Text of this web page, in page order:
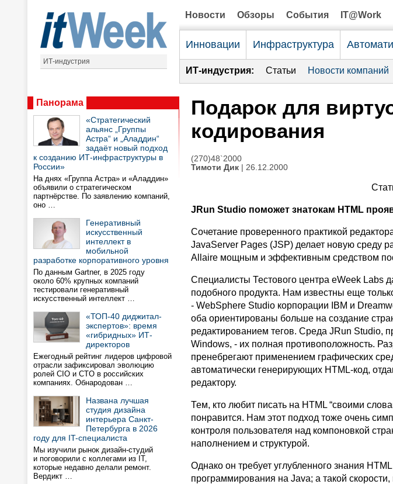
ИТ-индустрия
Новости Обзоры События IT@Work
Инновации Инфраструктура
ИТ-индустрия: Статьи Новости компаний
Панорама
«Стратегический
альянс „Группы
Астра“ и „Аладдин“
задаёт новый подход
к созданию ИТ-инфраструктуры в
России»
На днях «Группа Астра» и «Аладдин»
объявили о стратегическом
партнёрстве. По заявлению компаний,
оно …
Генеративный
искусственный
интеллект в
мобильной
разработке корпоративного уровня
По данным Gartner, в 2025 году
около 60% крупных компаний
тестировали генеративный
искусственный интеллект …
«ТОП-40 диджитал-
экспертов»: время
«гибридных» ИТ-
директоров
Ежегодный рейтинг лидеров цифровой
отрасли зафиксировал эволюцию
ролей CIO и CTO в российских
компаниях. Обнародован …
Названа лучшая
студия дизайна
интерьера Санкт-
Петербурга в 2026
году для IT-специалиста
Мы изучили рынок дизайн-студий
и поговорили с коллегами из IT,
которые недавно делали ремонт.
Вердикт …
Подарок для
кодирования
(270)48`2000
Тимоти Дик | 26.12.2000
JRun Studio поможет знатокам HTML
Сочетание проверенного практикой
JavaServer Pages (JSP) делает новую среду
Allaire мощным и эффективным средством
Специалисты Тестового центра eWeek Labs
подобного продукта. Нам известны еще
- WebSphere Studio корпорации IBM и
оба ориентированы больше на создание
редактированием тегов. Среда JRun Studio,
Windows, - их полная противоположность.
пренебрегают применением графических
автоматически генерирующих HTML-код,
редактору.
Тем, кто любит писать на HTML “своими
понравится. Нам этот подход тоже очень
контроля пользователя над компоновкой
наполнением и структурой.
Однако он требует углубленного знания
программирования на Java; а такой